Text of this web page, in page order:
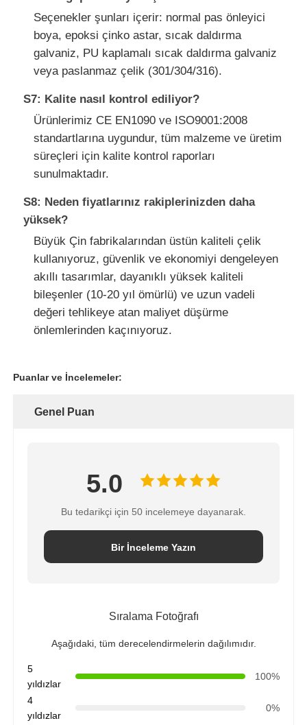
Seçenekler şunları içerir: normal pas önleyici
boya, epoksi çinko astar, sıcak daldırma
galvaniz, PU kaplamalı sıcak daldırma galvaniz
veya paslanmaz çelik (301/304/316).
S7: Kalite nasıl kontrol ediliyor?
Ürünlerimiz CE EN1090 ve ISO9001:2008
standartlarına uygundur, tüm malzeme ve üretim
süreçleri için kalite kontrol raporları
sunulmaktadır.
S8: Neden fiyatlarınız rakiplerinizden daha
yüksek?
Büyük Çin fabrikalarından üstün kaliteli çelik
kullanıyoruz, güvenlik ve ekonomiyi dengeleyen
akıllı tasarımlar, dayanıklı yüksek kaliteli
bileşenler (10-20 yıl ömürlü) ve uzun vadeli
değeri tehlikeye atan maliyet düşürme
önlemlerinden kaçınıyoruz.
Puanlar ve İncelemeler:
Genel Puan
5.0
Bu tedarikçi için 50 incelemeye dayanarak.
Bir İnceleme Yazın
Sıralama Fotoğrafı
Aşağıdaki, tüm derecelendirmelerin dağılımıdır.
5
yıldızlar
100%
4
yıldızlar
0%